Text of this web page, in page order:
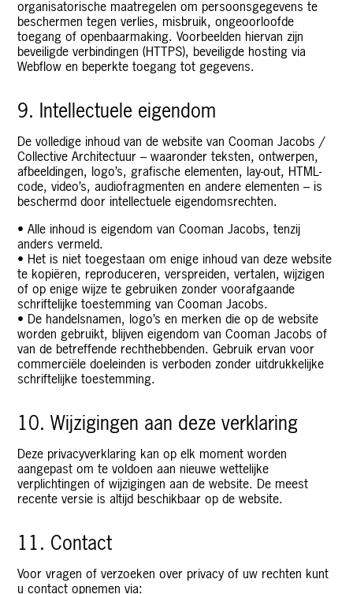
organisatorische maatregelen om persoonsgegevens te
beschermen tegen verlies, misbruik, ongeoorloofde
toegang of openbaarmaking. Voorbeelden hiervan zijn
beveiligde verbindingen (HTTPS), beveiligde hosting via
Webflow en beperkte toegang tot gegevens.
9. Intellectuele eigendom
De volledige inhoud van de website van Cooman Jacobs /
Collective Architectuur – waaronder teksten, ontwerpen,
afbeeldingen, logo’s, grafische elementen, lay-out, HTML-
code, video’s, audiofragmenten en andere elementen – is
beschermd door intellectuele eigendomsrechten.
• Alle inhoud is eigendom van Cooman Jacobs, tenzij
anders vermeld.
• Het is niet toegestaan om enige inhoud van deze website
te kopiëren, reproduceren, verspreiden, vertalen, wijzigen
of op enige wijze te gebruiken zonder voorafgaande
schriftelijke toestemming van Cooman Jacobs.
• De handelsnamen, logo’s en merken die op de website
worden gebruikt, blijven eigendom van Cooman Jacobs of
van de betreffende rechthebbenden. Gebruik ervan voor
commerciële doeleinden is verboden zonder uitdrukkelijke
schriftelijke toestemming.
10. Wijzigingen aan deze verklaring
Deze privacyverklaring kan op elk moment worden
aangepast om te voldoen aan nieuwe wettelijke
verplichtingen of wijzigingen aan de website. De meest
recente versie is altijd beschikbaar op de website.
11. Contact
Voor vragen of verzoeken over privacy of uw rechten kunt
u contact opnemen via: